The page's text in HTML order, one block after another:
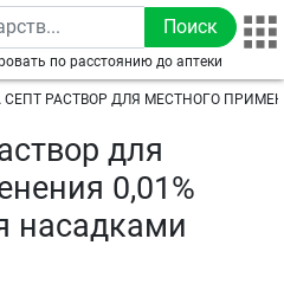
по расстоянию до аптеки
СЕПТ РАСТВОР ДЛЯ МЕСТНОГО
для
0,01%
насадками